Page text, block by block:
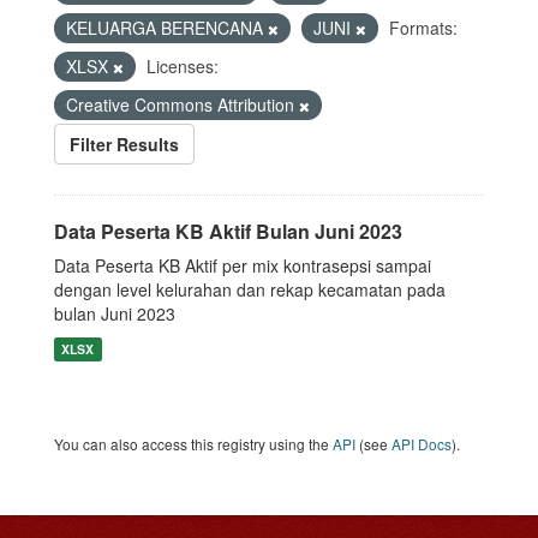
KELUARGA BERENCANA
JUNI
Formats:
XLSX
Licenses:
Creative Commons Attribution
Filter Results
Data Peserta KB Aktif Bulan Juni 2023
Data Peserta KB Aktif per mix kontrasepsi sampai
dengan level kelurahan dan rekap kecamatan pada
bulan Juni 2023
XLSX
You can also access this registry using the API (see API Docs).